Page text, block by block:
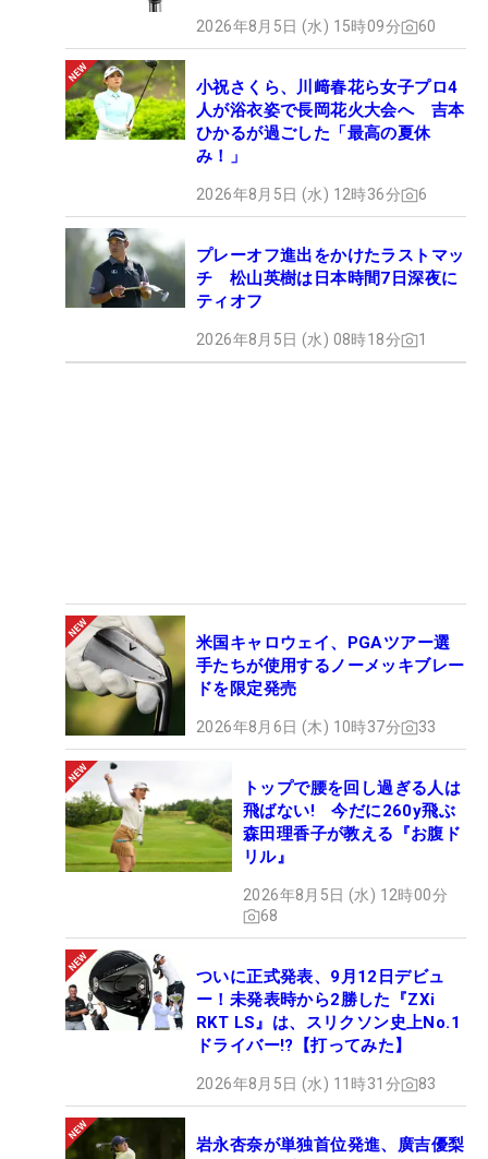
2026年8月5日 (水) 15時09分 60
小祝さくら、川﨑春花ら女子プロ4
人が浴衣姿で長岡花火大会へ 吉本
ひかるが過ごした「最高の夏休
み！」
2026年8月5日 (水) 12時36分 6
プレーオフ進出をかけたラストマッ
チ 松山英樹は日本時間7日深夜に
ティオフ
2026年8月5日 (水) 08時18分 1
米国キャロウェイ、PGAツアー選
手たちが使用するノーメッキブレー
ドを限定発売
2026年8月6日 (木) 10時37分 33
トップで腰を回し過ぎる人は
飛ばない! 今だに260y飛ぶ
森田理香子が教える『お腹ド
リル』
2026年8月5日 (水) 12時00分
68
ついに正式発表、9月12日デビュ
ー！未発表時から2勝した『ZXi
RKT LS』は、スリクソン史上No.1
ドライバー!?【打ってみた】
2026年8月5日 (水) 11時31分 83
岩永杏奈が単独首位発進、廣吉優梨